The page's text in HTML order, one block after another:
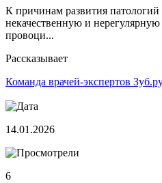
К причинам развития патологий
некачественную и
провоци...
Рассказывает
Команда врачей-экспертов
14.01.2026
6